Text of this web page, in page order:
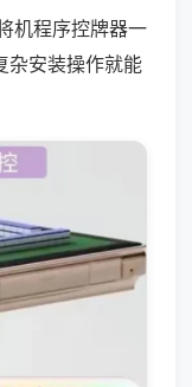
机程序控牌器一
杂安装操作就能